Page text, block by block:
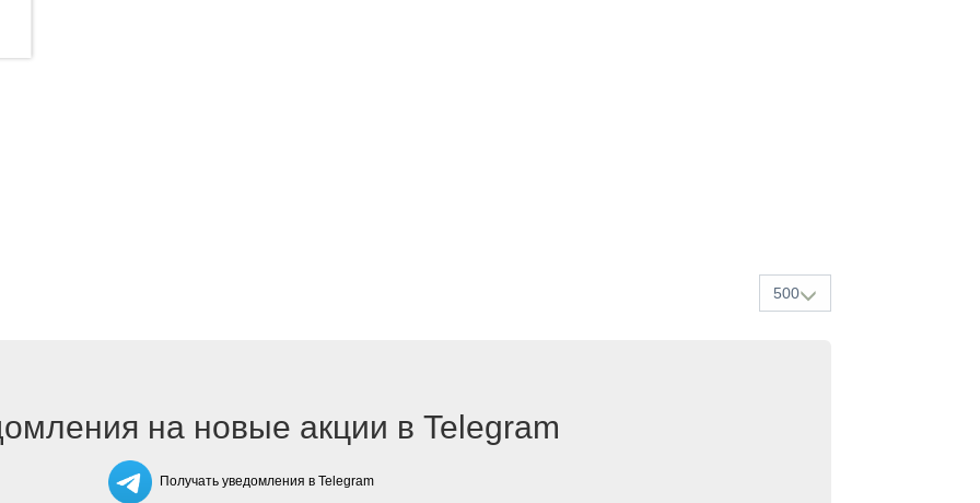
500
на новые акции в Telegram
Получать уведомления в Telegram